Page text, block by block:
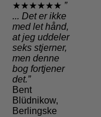
★★★★★★ ”
... Det er ikke
med let hånd,
at jeg uddeler
seks stjerner,
men denne
bog fortjener
det.”
Bent
Blüdnikow,
Berlingske